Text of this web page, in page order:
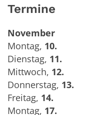
Termine
November
Montag, 10.
Dienstag, 11.
Mittwoch, 12.
Donnerstag, 13.
Freitag, 14.
Montag, 17.